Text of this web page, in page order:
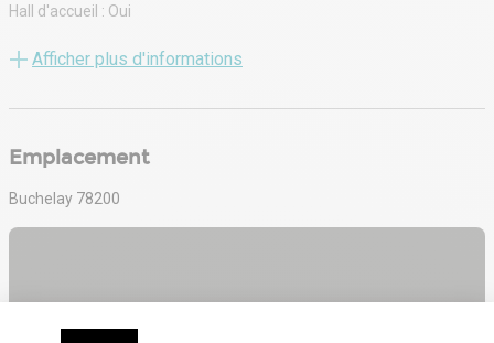
Hall d'accueil : Oui
Sol bureaux : Moquette
Hauteur sous porte plain-pied : 4,00 mètre(s)
Aire de manœuvre : Oui
Accessibilité type véhicules : Tous porteurs
Eclairage extérieur : Néon
Afficher plus d'informations
Emplacement
Buchelay 78200